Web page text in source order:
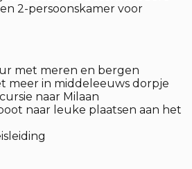
2-persoonskamer voor
met meren en bergen
meer in middeleeuws dorpje
naar Milaan
naar leuke plaatsen aan het